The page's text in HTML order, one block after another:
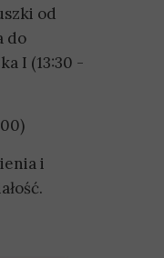
od
do
I (13:30 -
i